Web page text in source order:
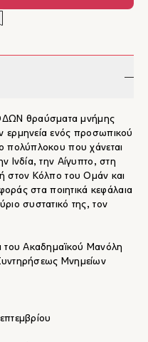
θραύσματα μνήμης
ερμηνεία ενός προσωπικού
πολύπλοκου που χάνεται
Ινδία, την Αίγυπτο, στη
στον Κόλπο του Ομάν και
στα ποιητικά κεφάλαια
συστατικό της, τον
του Ακαδημαϊκού Μανόλη
Μνημείων